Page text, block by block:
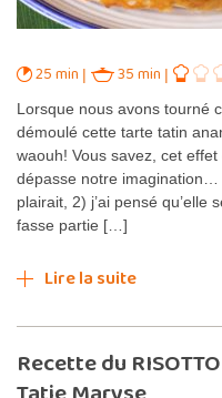
25 min 35 min
Lorsque nous avons tourné
démoulé cette tarte tatin
waouh! Vous savez, cet
dépasse notre imagination…
plairait, 2) j’ai pensé qu’elle
fasse partie […]
Lire la suite
Recette du